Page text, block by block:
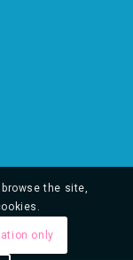
the site,
only